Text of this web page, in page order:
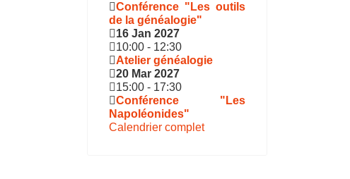
Conférence "Les outils
de la généalogie"
16 Jan 2027
10:00 - 12:30
Atelier généalogie
20 Mar 2027
15:00 - 17:30
Conférence "Les
Napoléonides"
Calendrier complet